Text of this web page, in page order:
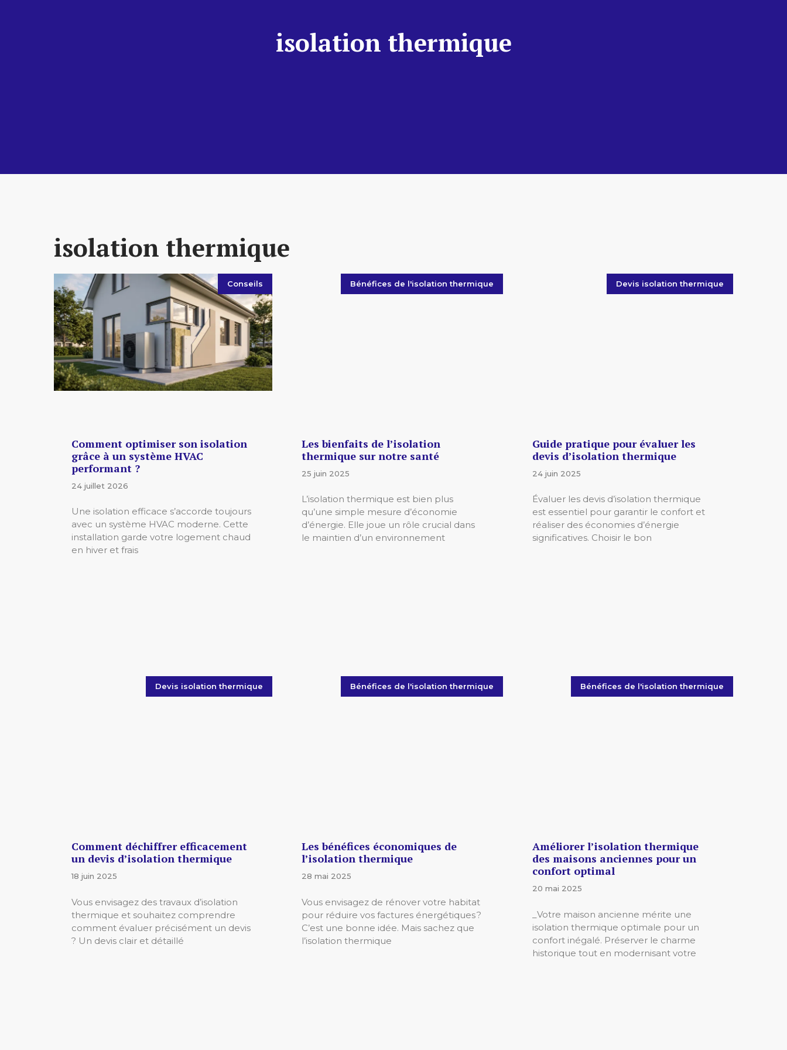
isolation thermique
isolation thermique
Conseils
Comment optimiser son isolation
grâce à un système HVAC
performant ?
24 juillet 2026
Une isolation efficace s’accorde toujours
avec un système HVAC moderne. Cette
installation garde votre logement chaud
en hiver et frais
Bénéfices de l'isolation thermique
Les bienfaits de l’isolation
thermique sur notre santé
25 juin 2025
L’isolation thermique est bien plus
qu’une simple mesure d’économie
d’énergie. Elle joue un rôle crucial dans
le maintien d’un environnement
Devis isolation thermique
Guide pratique pour évaluer les
devis d’isolation thermique
24 juin 2025
Évaluer les devis d’isolation thermique
est essentiel pour garantir le confort et
réaliser des économies d’énergie
significatives. Choisir le bon
Devis isolation thermique
Comment déchiffrer efficacement
un devis d’isolation thermique
18 juin 2025
Vous envisagez des travaux d’isolation
thermique et souhaitez comprendre
comment évaluer précisément un devis
? Un devis clair et détaillé
Bénéfices de l'isolation thermique
Les bénéfices économiques de
l’isolation thermique
28 mai 2025
Vous envisagez de rénover votre habitat
pour réduire vos factures énergétiques ?
C’est une bonne idée. Mais sachez que
l’isolation thermique
Bénéfices de l'isolation thermique
Améliorer l’isolation thermique
des maisons anciennes pour un
confort optimal
20 mai 2025
_Votre maison ancienne mérite une
isolation thermique optimale pour un
confort inégalé. Préserver le charme
historique tout en modernisant votre